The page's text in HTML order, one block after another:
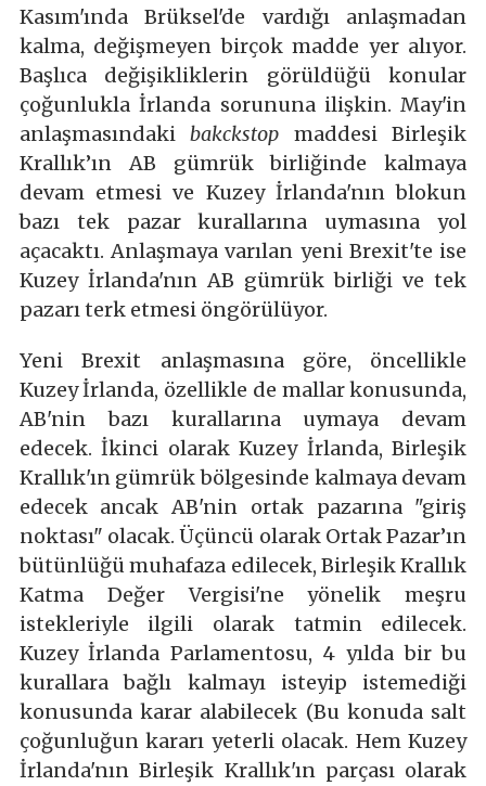
Kasım'ında Brüksel'de vardığı anlaşmadan
kalma, değişmeyen birçok madde yer alıyor.
Başlıca değişikliklerin görüldüğü konular
çoğunlukla İrlanda sorununa ilişkin. May'in
anlaşmasındakibakckstop maddesi Birleşik
Krallık’ın AB gümrük birliğinde kalmaya
devam etmesi ve Kuzey İrlanda'nın blokun
bazı tek pazar kurallarına uymasına yol
açacaktı. Anlaşmaya varılan yeni Brexit'te ise
Kuzey İrlanda'nın AB gümrük birliği ve tek
pazarı terk etmesi öngörülüyor.
Yeni Brexit anlaşmasına göre, öncellikle
Kuzey İrlanda, özellikle de mallar konusunda,
AB'nin bazı kurallarına uymaya devam
edecek. İkinci olarak Kuzey İrlanda, Birleşik
Krallık'ın gümrük bölgesinde kalmaya devam
edecek ancak AB'nin ortak pazarına "giriş
noktası" olacak. Üçüncü olarak Ortak Pazar’ın
bütünlüğü muhafaza edilecek, Birleşik Krallık
Katma Değer Vergisi'ne yönelik meşru
istekleriyle ilgili olarak tatmin edilecek.
Kuzey İrlanda Parlamentosu, 4 yılda bir bu
kurallara bağlı kalmayı isteyip istemediği
konusunda karar alabilecek (Bu konuda salt
çoğunluğun kararı yeterli olacak. Hem Kuzey
İrlanda'nın Birleşik Krallık'ın parçası olarak